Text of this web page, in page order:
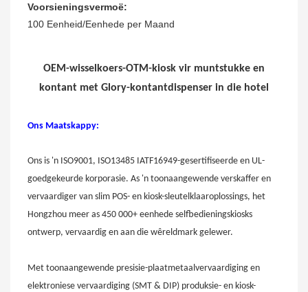
Voorsieningsvermoë:
100 Eenheid/Eenhede per Maand
OEM-wisselkoers-OTM-kiosk vir muntstukke en
kontant met Glory-kontantdispenser in die hotel
Ons Maatskappy:
Ons is 'n ISO9001, ISO13485 IATF16949-gesertifiseerde en UL-
goedgekeurde korporasie. As 'n toonaangewende verskaffer en
vervaardiger van slim POS- en kiosk-sleutelklaaroplossings, het
Hongzhou meer as 450 000+ eenhede selfbedieningskiosks
ontwerp, vervaardig en aan die wêreldmark gelewer.
Met toonaangewende presisie-plaatmetaalvervaardiging en
elektroniese vervaardiging (SMT & DIP) produksie- en kiosk-